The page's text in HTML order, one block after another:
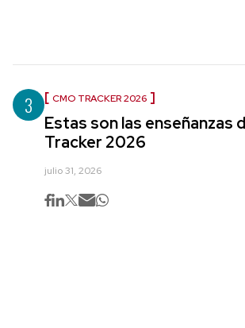
3 CMO TRACKER 2026
Estas son las enseñanzas
Tracker 2026
julio 31, 2026